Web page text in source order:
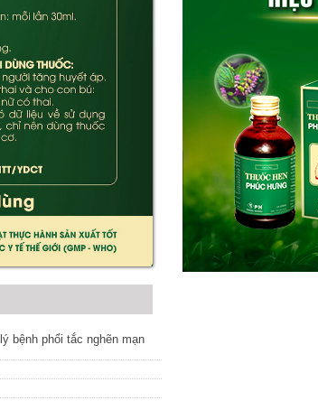
bệnh phổi tắc nghẽn mạn